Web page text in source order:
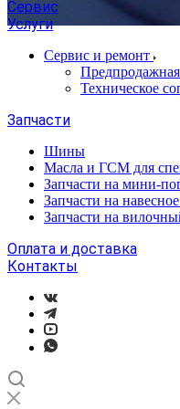
Сервис
Услуги
Сервис и ремонт
Техническое
Запчасти
Шины
Масла и ГСМ для
Запчасти на мини-
Запчасти на
Запчасти на
Оплата и доставка
Контакты